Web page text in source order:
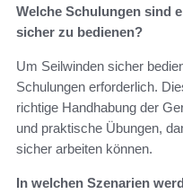
Welche Schulungen sind
sicher zu bedienen?
Um Seilwinden sicher
Schulungen erforderlich.
richtige Handhabung der
und praktische Übungen,
sicher arbeiten können.
In welchen Szenarien